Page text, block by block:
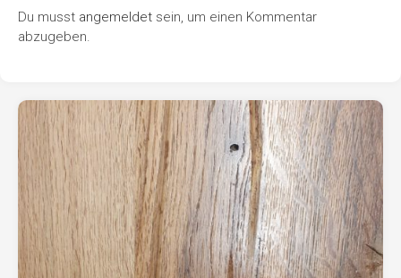
Du musst angemeldet sein, um einen Kommentar
abzugeben.